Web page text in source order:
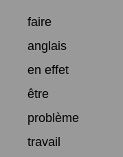
faire
anglais
en effet
être
problème
travail